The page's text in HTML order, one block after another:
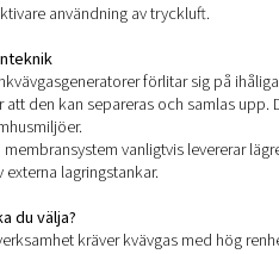
Iläkemedels- och
tillförlitlig försörjning som
Vinframställning
Vinproducenteranvänder kväve
Kväveproduktion på plats
leverantörer minskas.